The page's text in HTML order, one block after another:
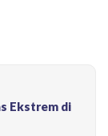
Ekstrem di